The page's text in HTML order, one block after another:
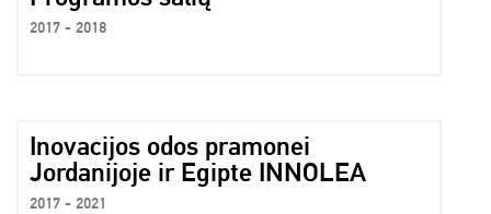
2017 - 2018
Inovacijos odos pramonei
Jordanijoje ir Egipte INNOLEA
2017 - 2021